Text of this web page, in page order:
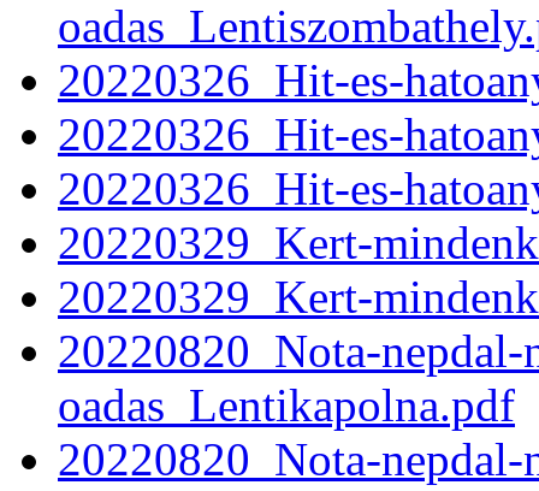
20220326_Hit-es-
20220326_Hit-es-
20220326_Hit-es-
20220329_Kert-
20220329_Kert-
20220820_Nota-nepdal-
oadas_Lentikapolna.pdf
20220820_Nota-